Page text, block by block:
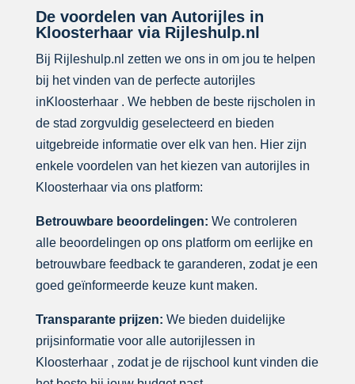
De voordelen van Autorijles in
Kloosterhaar via Rijleshulp.nl
Bij Rijleshulp.nl zetten we ons in om jou te helpen
bij het vinden van de perfecte autorijles
inKloosterhaar . We hebben de beste rijscholen in
de stad zorgvuldig geselecteerd en bieden
uitgebreide informatie over elk van hen. Hier zijn
enkele voordelen van het kiezen van autorijles in
Kloosterhaar via ons platform:
Betrouwbare beoordelingen: We controleren
alle beoordelingen op ons platform om eerlijke en
betrouwbare feedback te garanderen, zodat je een
goed geïnformeerde keuze kunt maken.
Transparante prijzen: We bieden duidelijke
prijsinformatie voor alle autorijlessen in
Kloosterhaar , zodat je de rijschool kunt vinden die